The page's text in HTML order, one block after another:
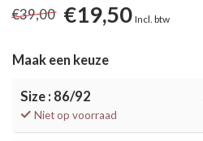
€39,00 €19,50 Incl. btw
Maak een keuze
Size : 86/92
Niet op voorraad